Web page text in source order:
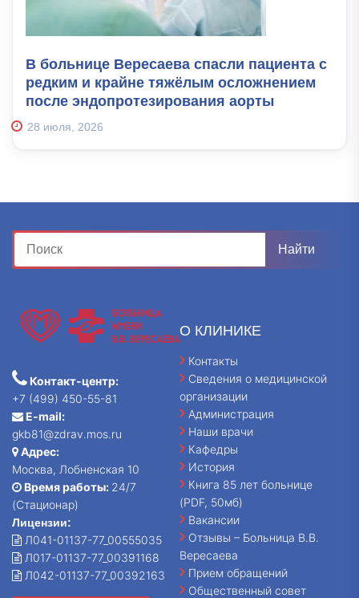
В больнице Вересаева спасли пациента с
редким и крайне тяжёлым осложнением
после эндопротезирования аорты
28 июля, 2026
Контакт-центр:
+7 (499) 450-55-81
E-mail:
gkb81@zdrav.mos.ru
Адрес:
Москва, Лобненская 10
Время работы: 24/7
(Стационар)
Лицензии:
Л041-01137-77_00555035
Л017-01137-77_00391168
Л042-01137-77_00392163
О КЛИНИКЕ
Контакты
Сведения о медицинской
организации
Администрация
Наши врачи
Кафедры
История
Книга 85 лет больнице
(PDF, 50мб)
Вакансии
Отзывы – Больница В.В.
Вересаева
Прием обращений
Общественный совет